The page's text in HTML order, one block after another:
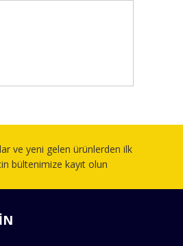
ve yeni gelen ürünlerden ilk
bültenimize kayıt olun